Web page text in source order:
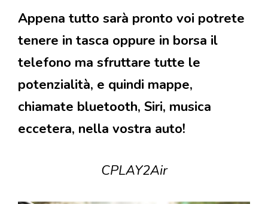
Appena tutto sarà pronto voi potrete
tenere in tasca oppure in borsa il
telefono ma sfruttare tutte le
potenzialità, e quindi mappe,
chiamate bluetooth, Siri, musica
eccetera, nella vostra auto!
CPLAY2Air